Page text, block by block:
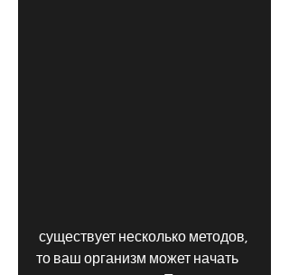
то ваш организм может начать